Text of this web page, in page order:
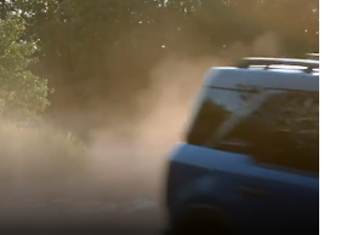
Desempeño